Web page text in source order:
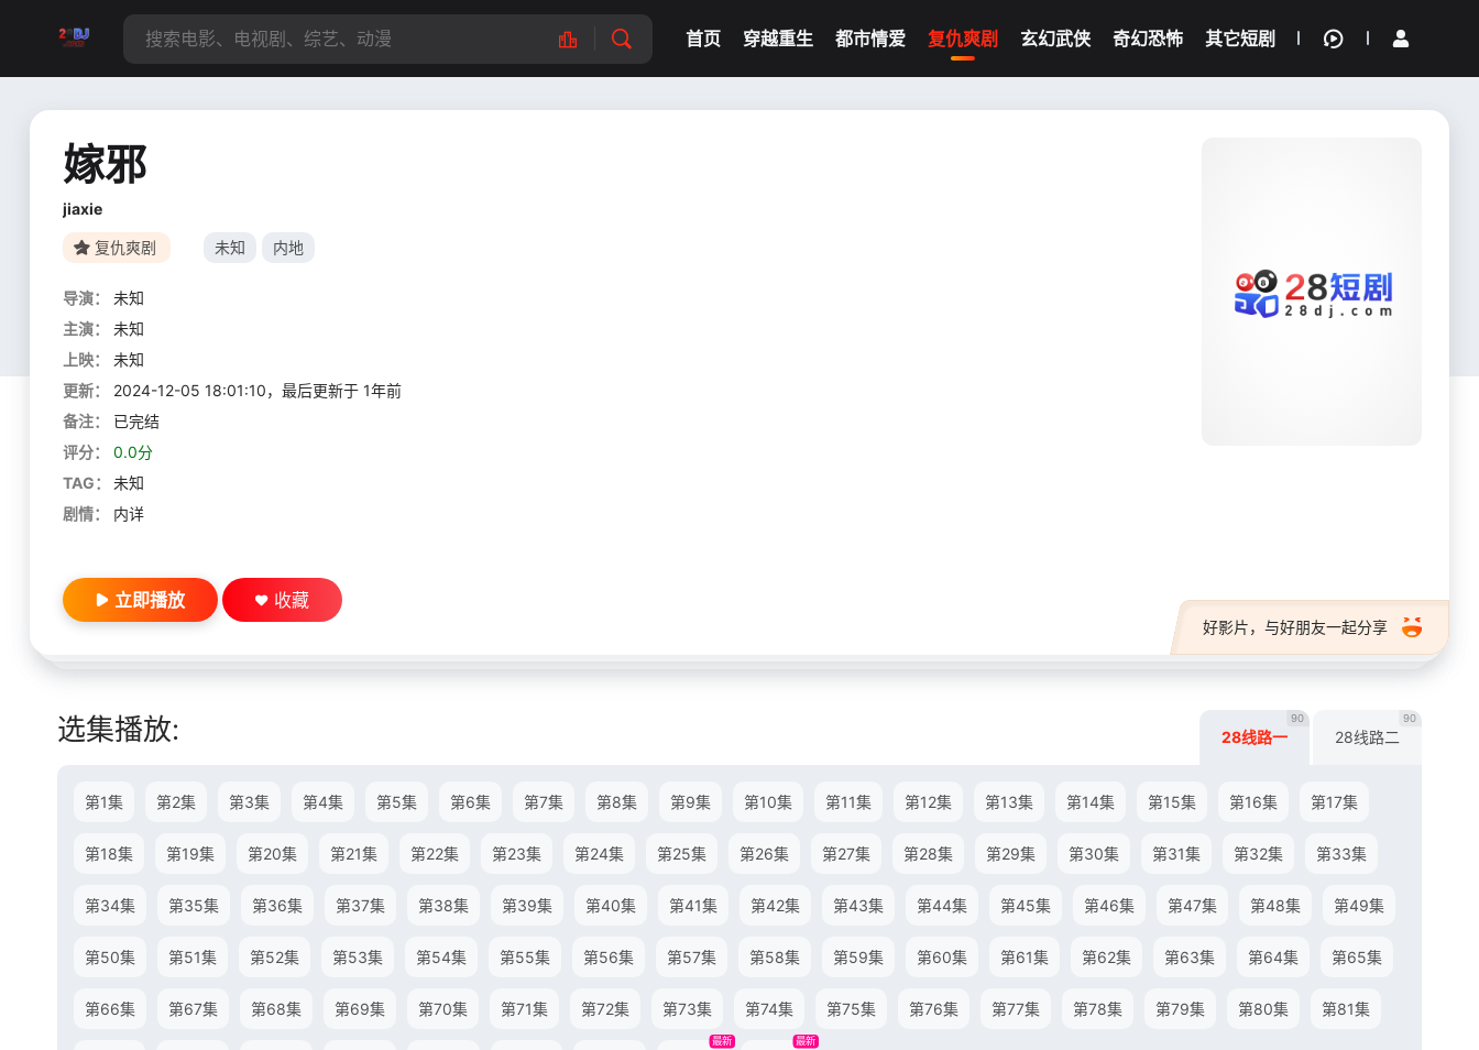
首页 穿越重生 都市情爱 复仇爽剧 玄幻武侠 奇幻恐怖 其它短剧
我的观影记录
嫁邪
jiaxie
复仇爽剧 未知 内地
导演：
未知
主演：
未知
上映：
未知
更新：
2024-12-05 18:01:10，最后更新于 1年前
备注：
已完结
评分：
0.0分
TAG：
未知
剧情：
内详
好影片，与好朋友一起分享
立即播放 收藏
选集播放: 28线路一
90
28线路二
90
第1集 第2集 第3集 第4集 第5集 第6集 第7集 第8集 第9集 第10集 第11集 第12集 第13集 第14集 第15集 第16集 第17集
第18集 第19集 第20集 第21集 第22集 第23集 第24集 第25集 第26集 第27集 第28集 第29集 第30集 第31集 第32集 第33集
第34集 第35集 第36集 第37集 第38集 第39集 第40集 第41集 第42集 第43集 第44集 第45集 第46集 第47集 第48集 第49集
第50集 第51集 第52集 第53集 第54集 第55集 第56集 第57集 第58集 第59集 第60集 第61集 第62集 第63集 第64集 第65集
第66集 第67集 第68集 第69集 第70集 第71集 第72集 第73集 第74集 第75集 第76集 第77集 第78集 第79集 第80集 第81集
最新 最新